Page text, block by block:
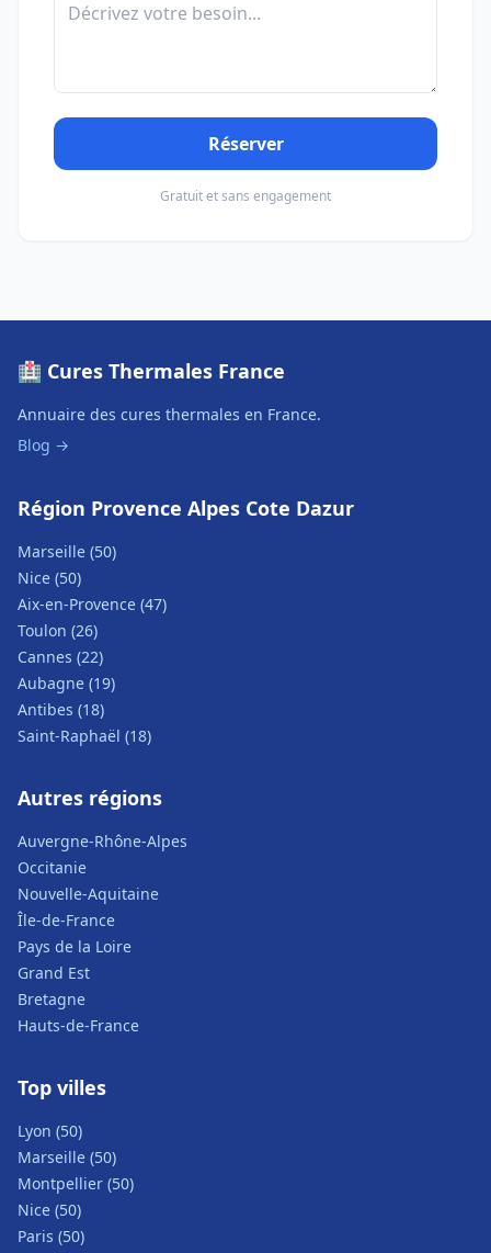
Réserver
Gratuit et sans engagement
🏥 Cures Thermales France
Annuaire des cures thermales en France.
Blog →
Région Provence Alpes Cote Dazur
Marseille (50)
Nice (50)
Aix-en-Provence (47)
Toulon (26)
Cannes (22)
Aubagne (19)
Antibes (18)
Saint-Raphaël (18)
Autres régions
Auvergne-Rhône-Alpes
Occitanie
Nouvelle-Aquitaine
Île-de-France
Pays de la Loire
Grand Est
Bretagne
Hauts-de-France
Top villes
Lyon (50)
Marseille (50)
Montpellier (50)
Nice (50)
Paris (50)